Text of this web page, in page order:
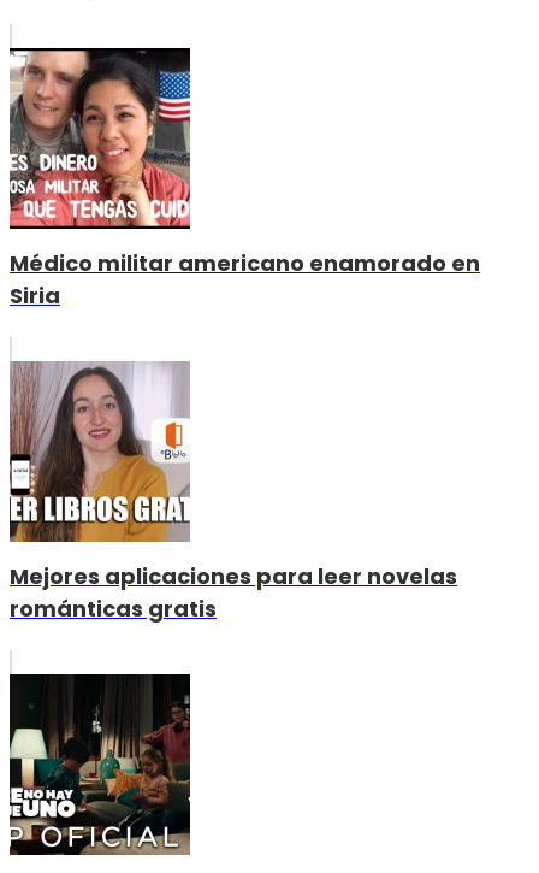
Médico militar americano enamorado en
Siria
Mejores aplicaciones para leer novelas
románticas gratis